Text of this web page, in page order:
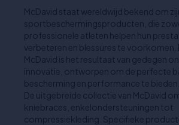
McDavid staat wereldwijd bekend om
sportbeschermingsproducten, die
professionele atleten helpen hun
verbeteren en blessures te voorkomen.
McDavid is het resultaat van gedegen
innovatie, ontworpen om de perfecte
bescherming en performance te bieden.
De uitgebreide collectie van McDavid
kniebraces, enkelondersteuningen tot
compressiekleding. Specifieke